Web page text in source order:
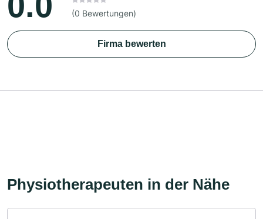
(0 Bewertungen)
Firma bewerten
Physiotherapeuten in der Nähe